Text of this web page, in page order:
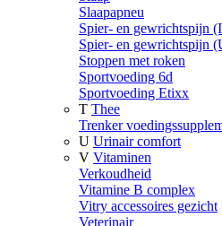
Slaapapneu
Spier- en gewrichtspijn
Spier- en gewrichtspijn
Stoppen met roken
Sportvoeding 6d
Sportvoeding Etixx
T Thee
Trenker
U Urinair comfort
V Vitaminen
Verkoudheid
Vitamine B complex
Vitry accessoires gezicht
Veterinair